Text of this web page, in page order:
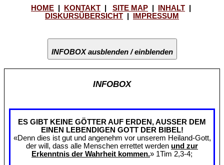
HOME KONTAKT SITE MAP INHALT
DISKURSÜBERSICHT
IMPRESSUM
INFOBOX ausblenden / einblenden
INFOBOX
ES GIBT KEINE GÖTTER AUF ERDEN, AUSSER DEM
EINEN LEBENDIGEN GOTT DER BIBEL!
«Denn dies ist gut und angenehm vor unserem Heiland-Gott,
der will, dass alle Menschen errettet werden und zur
Erkenntnis der Wahrheit kommen.» 1Tim 2,3-4;